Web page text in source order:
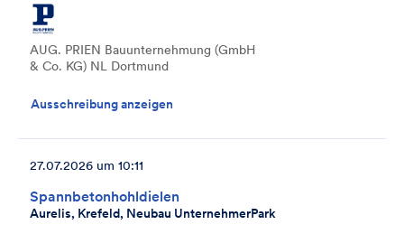
AUG. PRIEN Bauunternehmung (GmbH
& Co. KG) NL Dortmund
Ausschreibung anzeigen
Spannbetonhohldielen
Aurelis, Krefeld, Neubau UnternehmerPark
27.07.2026 um 10:11